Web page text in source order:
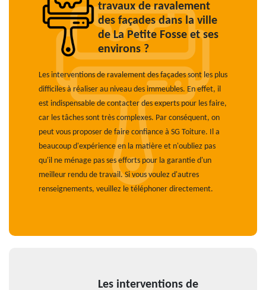
travaux de ravalement
des façades dans la ville
de La Petite Fosse et ses
environs ?
Les interventions de ravalement des façades sont les plus
difficiles à réaliser au niveau des immeubles. En effet, il
est indispensable de contacter des experts pour les faire,
car les tâches sont très complexes. Par conséquent, on
peut vous proposer de faire confiance à SG Toiture. Il a
beaucoup d'expérience en la matière et n'oubliez pas
qu'il ne ménage pas ses efforts pour la garantie d'un
meilleur rendu de travail. Si vous voulez d'autres
renseignements, veuillez le téléphoner directement.
Les interventions de